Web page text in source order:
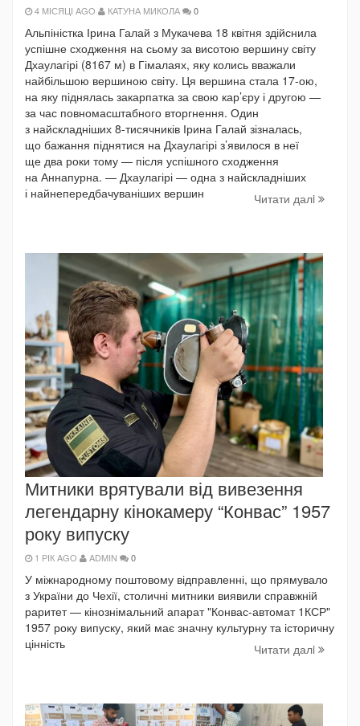
4 МІСЯЦІ AGO КАТУНА МИКОЛА 0
Альпіністка Ірина Галай з Мукачева 18 квітня здійснила
успішне сходження на сьому за висотою вершину світу
Дхаулагірі (8167 м) в Гімалаях, яку колись вважали
найбільшою вершиною світу. Ця вершина стала 17-ою,
на яку піднялась закарпатка за свою кар’єру і другою —
за час повномасштабного вторгнення. Один
з найскладніших 8-тисячників Ірина Галай зізналась,
що бажання піднятися на Дхаулагірі з’явилося в неї
ще два роки тому — після успішного сходження
на Аннапурна. — Дхаулагірі — одна з найскладніших
і найнепередбачуваніших вершин
Читати далi
Митники врятували від вивезення
легендарну кінокамеру “Конвас” 1957
року випуску
1 РІК AGO ADMIN 0
У міжнародному поштовому відправленні, що прямувало
з України до Чехії, столичні митники виявили справжній
раритет — кінознімальний апарат "Конвас-автомат 1КСР"
1957 року випуску, який має значну культурну та історичну
цінність
Читати далi